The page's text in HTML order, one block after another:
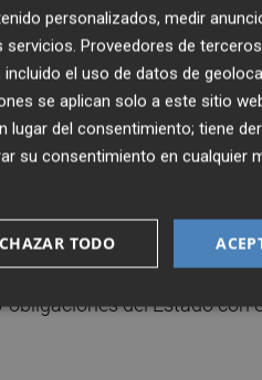
horas de la mañana, el
18.300 enteros (18.294,6
en la apertura de las
Intermediate (WTI), de
un 0,9%.
obligaciones del Estado con
personalizados, medir
servicios. Proveedores de
el uso de datos de
se aplican solo a este sitio
lugar del consentimiento; tiene
su consentimiento en cualquier
TODO